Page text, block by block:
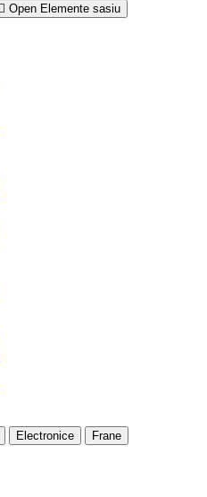
Open Elemente sasiu
Electronice
Frane